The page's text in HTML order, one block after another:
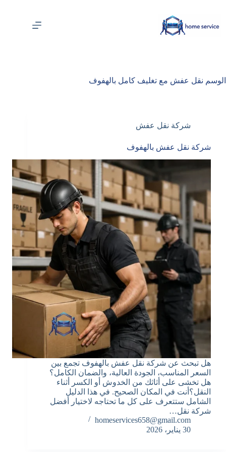
المحتوى
الوسم نقل عفش مع تغليف كامل بالهفوف
شركة نقل عفش
شركة نقل عفش بالهفوف
هل تبحث عن شركة نقل عفش بالهفوف تجمع بين
السعر المناسب، الجودة العالية، والضمان الكامل؟
هل تخشى على أثاثك من الخدوش أو الكسر أثناء
النقل؟أنت في المكان الصحيح. في هذا الدليل
الشامل ستتعرف على كل ما تحتاجه لاختيار أفضل
شركة نقل…
homeservices658@gmail.com
30 يناير، 2026